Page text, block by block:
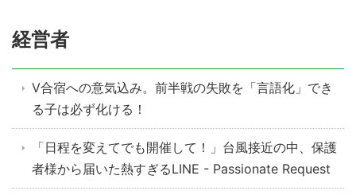
経営者
V合宿への意気込み。前半戦の失敗を「言語化」でき
る子は必ず化ける！
「日程を変えてでも開催して！」台風接近の中、保護
者様から届いた熱すぎるLINE - Passionate Request